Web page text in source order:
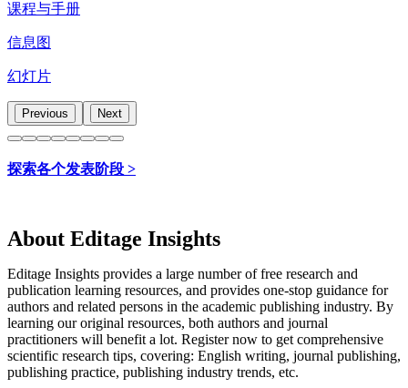
课程与手册
信息图
幻灯片
Previous Next
探索各个发表阶段 >
About Editage Insights
Editage Insights provides a large number of free research and
publication learning resources, and provides one-stop guidance for
authors and related persons in the academic publishing industry. By
learning our original resources, both authors and journal
practitioners will benefit a lot. Register now to get comprehensive
scientific research tips, covering: English writing, journal publishing,
publishing practice, publishing industry trends, etc.